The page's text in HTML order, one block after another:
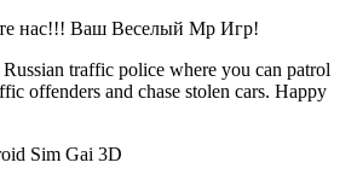
нас!!! Ваш Веселый Мр Игр!
traffic police where you can patrol
offenders and chase stolen cars. Happy
Sim Gai 3D